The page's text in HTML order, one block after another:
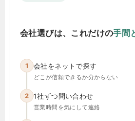
会社選びは、これだけの手間
1 会社をネットで探す
どこが信頼できるか分からない
2 1社ずつ問い合わせ
営業時間を気にして連絡